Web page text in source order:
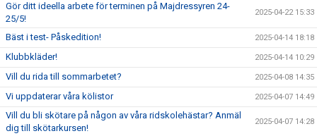
Gör ditt ideella arbete för terminen på Majdressyren 24-
25/5!
2025-04-22 15:33
Bäst i test- Påskedition! 2025-04-14 18:18
Klubbkläder! 2025-04-14 10:29
Vill du rida till sommarbetet? 2025-04-08 14:35
Vi uppdaterar våra kölistor 2025-04-07 14:49
Vill du bli skötare på någon av våra ridskolehästar? Anmäl
dig till skötarkursen!
2025-04-07 14:28